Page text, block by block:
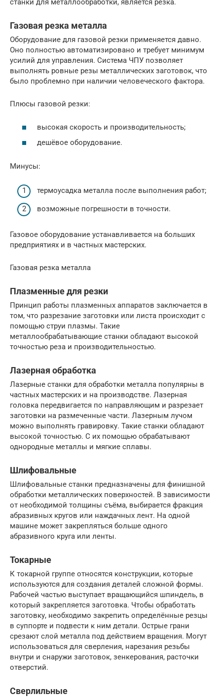
станки для металлообработки, является резка.
Газовая резка металла
Оборудование для газовой резки применяется давно.
Оно полностью автоматизировано и требует минимум
усилий для управления. Система ЧПУ позволяет
выполнять ровные резы металлических заготовок, что
было проблемно при наличии человеческого фактора.
Плюсы газовой резки:
высокая скорость и производительность;
дешёвое оборудование.
Минусы:
термоусадка металла после выполнения работ;
возможные погрешности в точности.
Газовое оборудование устанавливается на больших
предприятиях и в частных мастерских.
Газовая резка металла
Плазменные для резки
Принцип работы плазменных аппаратов заключается в
том, что разрезание заготовки или листа происходит с
помощью струи плазмы. Такие
металлообрабатывающие станки обладают высокой
точностью реза и производительностью.
Лазерная обработка
Лазерные станки для обработки металла популярны в
частных мастерских и на производстве. Лазерная
головка передвигается по направляющим и разрезает
заготовки на размеченные части. Лазерным лучом
можно выполнять гравировку. Такие станки обладают
высокой точностью. С их помощью обрабатывают
однородные металлы и мягкие сплавы.
Шлифовальные
Шлифовальные станки предназначены для финишной
обработки металлических поверхностей. В зависимости
от необходимой толщины съёма, выбирается фракция
абразивных кругов или наждачных лент. На одной
машине может закрепляться больше одного
абразивного круга или ленты.
Токарные
К токарной группе относятся конструкции, которые
используются для создания деталей сложной формы.
Рабочей частью выступает вращающийся шпиндель, в
который закрепляется заготовка. Чтобы обработать
заготовку, необходимо закрепить определённые резцы
в суппорте и подвести к ним детали. Острые грани
срезают слой металла под действием вращения. Могут
использоваться для сверления, нарезания резьбы
внутри и снаружи заготовок, зенкерования, расточки
отверстий.
Сверлильные